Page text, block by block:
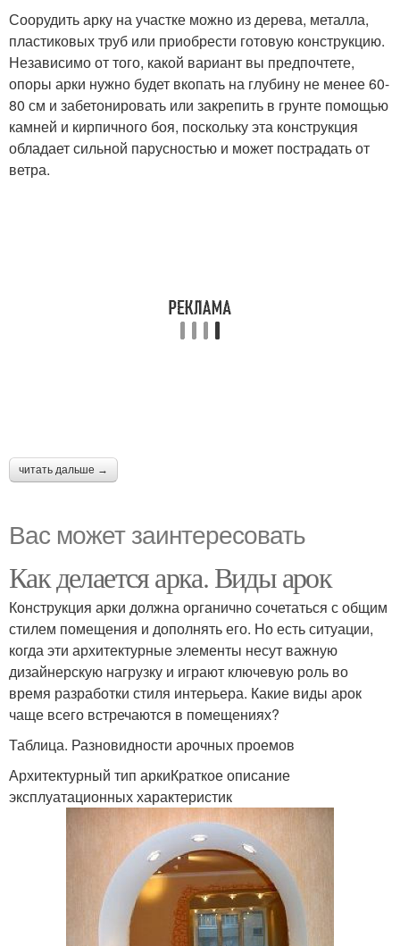
Соорудить арку на участке можно из дерева, металла,
пластиковых труб или приобрести готовую конструкцию.
Независимо от того, какой вариант вы предпочтете,
опоры арки нужно будет вкопать на глубину не менее 60-
80 см и забетонировать или закрепить в грунте помощью
камней и кирпичного боя, поскольку эта конструкция
обладает сильной парусностью и может пострадать от
ветра.
читать дальше →
Вас может заинтересовать
Как делается арка. Виды арок
Конструкция арки должна органично сочетаться с общим
стилем помещения и дополнять его. Но есть ситуации,
когда эти архитектурные элементы несут важную
дизайнерскую нагрузку и играют ключевую роль во
время разработки стиля интерьера. Какие виды арок
чаще всего встречаются в помещениях?
Таблица. Разновидности арочных проемов
Архитектурный тип аркиКраткое описание
эксплуатационных характеристик